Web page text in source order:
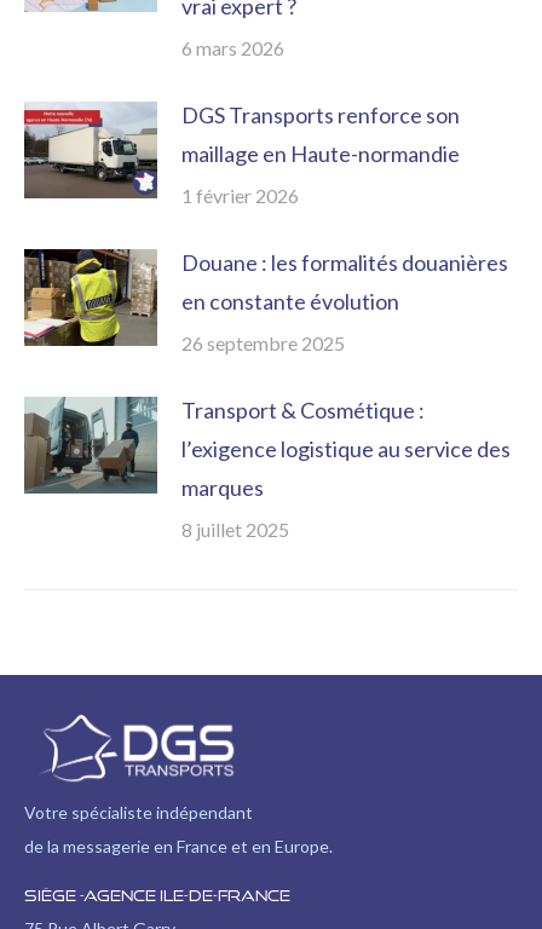
vrai expert ?
6 mars 2026
DGS Transports renforce son
maillage en Haute-normandie
1 février 2026
Douane : les formalités douanières
en constante évolution
26 septembre 2025
Transport & Cosmétique :
l’exigence logistique au service des
marques
8 juillet 2025
Votre spécialiste indépendant
de la messagerie en France et en Europe.
Siège -Agence Ile-de-France